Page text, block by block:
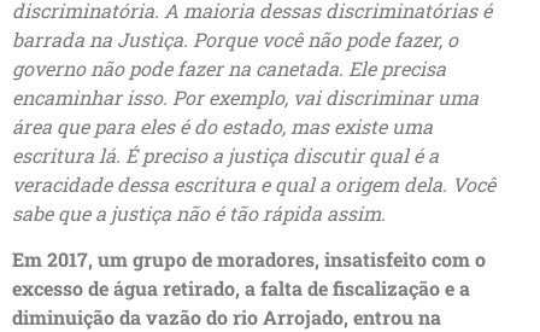
discriminatória. A maioria dessas discriminatórias é
barrada na Justiça. Porque você não pode fazer, o
governo não pode fazer na canetada. Ele precisa
encaminhar isso. Por exemplo, vai discriminar uma
área que para eles é do estado, mas existe uma
escritura lá. É preciso a justiça discutir qual é a
veracidade dessa escritura e qual a origem dela. Você
sabe que a justiça não é tão rápida assim.
Em 2017, um grupo de moradores, insatisfeito com o
excesso de água retirado, a falta de fiscalização e a
diminuição da vazão do rio Arrojado, entrou na